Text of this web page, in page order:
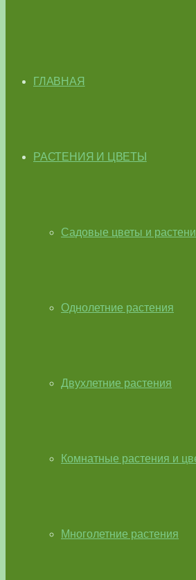
ГЛАВНАЯ
РАСТЕНИЯ И ЦВЕТЫ
Садовые цветы и
Однолетние растения
Двухлетние растения
Комнатные растения и
Многолетние растения